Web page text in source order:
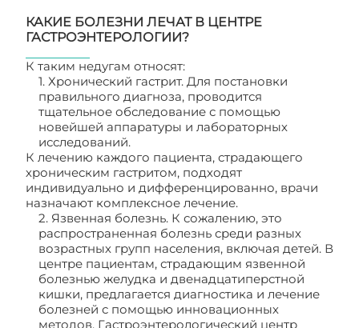
КАКИЕ БОЛЕЗНИ ЛЕЧАТ В ЦЕНТРЕ
ГАСТРОЭНТЕРОЛОГИИ?
К таким недугам относят:
1. Хронический гастрит. Для постановки
правильного диагноза, проводится
тщательное обследование с помощью
новейшей аппаратуры и лабораторных
исследований.
К лечению каждого пациента, страдающего
хроническим гастритом, подходят
индивидуально и дифференцированно, врачи
назначают комплексное лечение.
2. Язвенная болезнь. К сожалению, это
распространенная болезнь среди разных
возрастных групп населения, включая детей. В
центре пациентам, страдающим язвенной
болезнью желудка и двенадцатиперстной
кишки, предлагается диагностика и лечение
болезней с помощью инновационных
методов. Гастроэнтерологический центр